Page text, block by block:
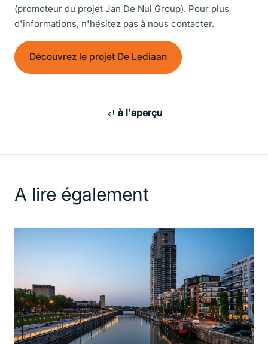
(promoteur du projet Jan De Nul Group). Pour plus
d'informations, n'hésitez pas à nous contacter.
Découvrez le projet De Lediaan
à l'aperçu
A lire également